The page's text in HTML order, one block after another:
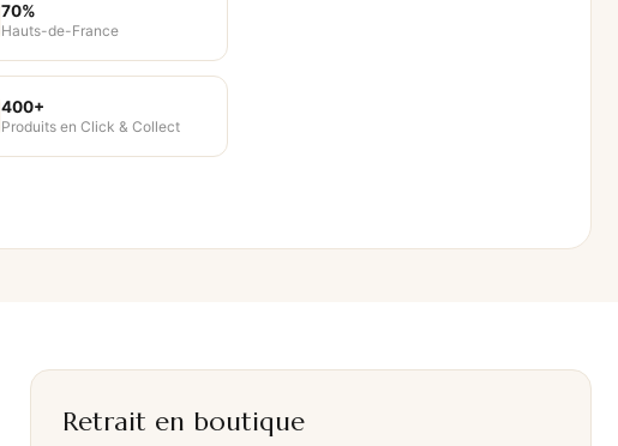
70%
Hauts-de-France
400+
Produits en Click & Collect
Retrait en boutique